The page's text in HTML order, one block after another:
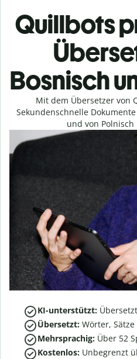
Quillbots
Bosnisch
Mit dem Übersetzer von
Sekundenschnelle
und von Polnisch
KI-unterstützt:
Übersetzt: Wörter,
Mehrsprachig: Über 52
Kostenlos: Unbegrenzt